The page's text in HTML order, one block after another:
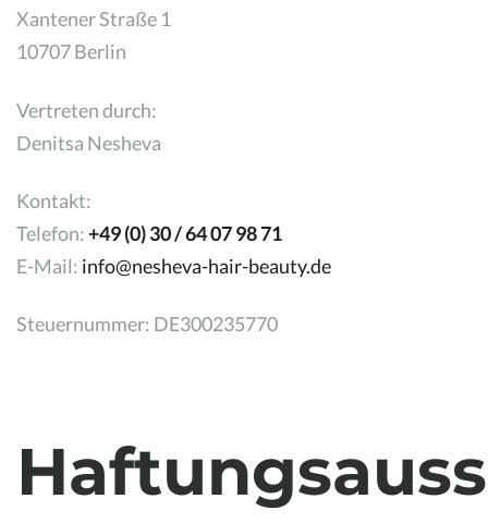
Xantener Straße 1
10707 Berlin
Vertreten durch:
Denitsa Nesheva
Kontakt:
Telefon:+49 (0) 30 / 64 07 98 71
E-Mail: info@nesheva-hair-beauty.de
Steuernummer: DE300235770